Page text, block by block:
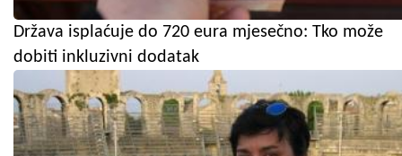
Država isplaćuje do 720 eura mjesečno: Tko može
dobiti inkluzivni dodatak